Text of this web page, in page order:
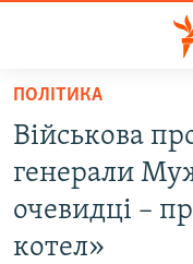
Перейти
основного
матеріалу
Перейти
до
основної
ВІДЕО ТА ФОТО
ПОЛІТИКА
Військова
генерали
очевидці –
котел»